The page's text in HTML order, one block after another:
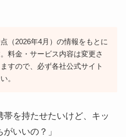
（2026年4月）の情報をもとに
料金・サービス内容は変更さ
すので、必ず各社公式サイト
。
帯を持たせたいけど、キッ
いいの？」